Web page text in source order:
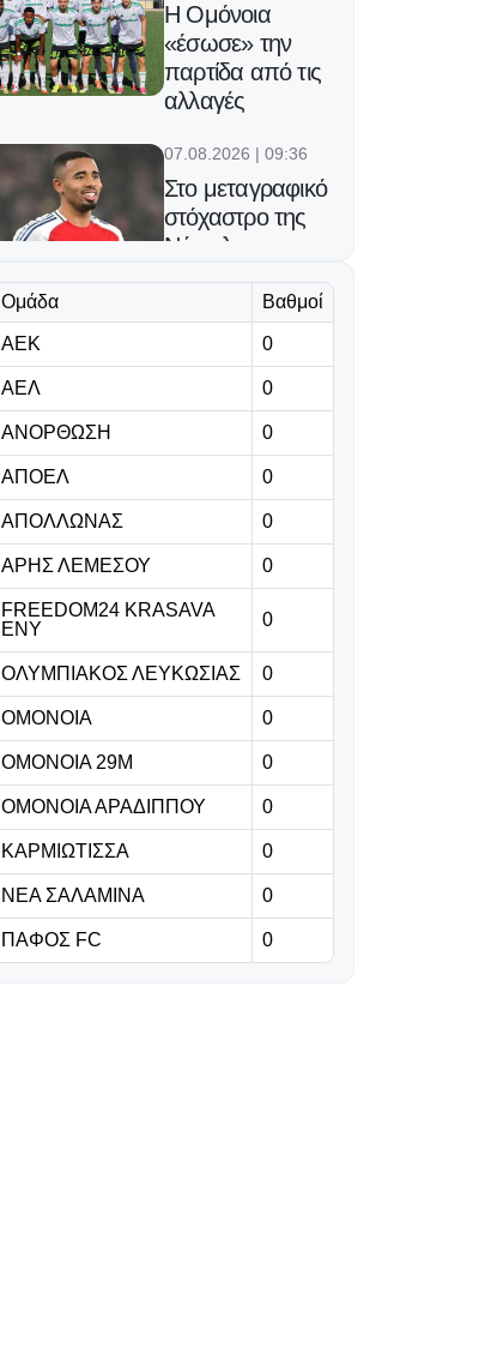
Η Ομόνοια
«έσωσε» την
παρτίδα από τις
αλλαγές
07.08.2026 | 09:36
Στο μεταγραφικό
στόχαστρο της
Νάπολι ο
07.08.2026 | 09:23
Παυλίδης on
fire: Πέντε γκολ
σe τρία
07.08.2026 | 09:10
Έφερε Κύπρο κι
ανακοίνωσε τον
Πέδρο Σάντσο!
07.08.2026 | 08:57
βιάζονται να
ειρωνευτούν και
ν' απαξιώσουν»
07.08.2026 | 08:44
«Μας δίνει
τρομερή
αυτοπεποίθηση,
Ομάδα Βαθμοί
ΑΕΚ 0
ΑΕΛ 0
ΑΝΟΡΘΩΣΗ 0
ΑΠΟΕΛ 0
ΑΠΟΛΛΩΝΑΣ 0
ΑΡΗΣ ΛΕΜΕΣΟΥ 0
FREEDOM24 KRASAVA
ΕΝΥ
0
ΟΛΥΜΠΙΑΚΟΣ ΛΕΥΚΩΣΙΑΣ 0
ΟΜΟΝΟΙΑ 0
ΟΜΟΝΟΙΑ 29Μ 0
ΟΜΟΝΟΙΑ ΑΡΑΔΙΠΠΟΥ 0
ΚΑΡΜΙΩΤΙΣΣΑ 0
ΝΕΑ ΣΑΛΑΜΙΝΑ 0
ΠΑΦΟΣ FC 0